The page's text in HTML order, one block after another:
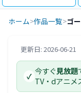
ホーム>作品一覧>
更新日: 2026-06-21
✓ 今すぐ見放題
TV・dアニメ
評価情報